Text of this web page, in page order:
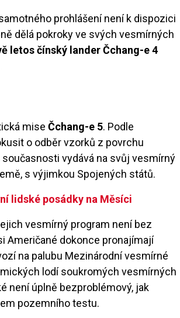
prohlášení není k dispozici
dělá pokroky ve svých vesmírných
letos čínský lander Čchang-e 4
miseČchang-e 5. Podle
o odběr vzorků z povrchu
vydává na svůj vesmírný
s výjimkou Spojených států.
lidské posádky na Měsíci
vesmírný program není bez
Američané dokonce pronajímají
na palubu Mezinárodní vesmírné
lodí soukromých vesmírných
není úplně bezproblémový, jak
pozemního testu.